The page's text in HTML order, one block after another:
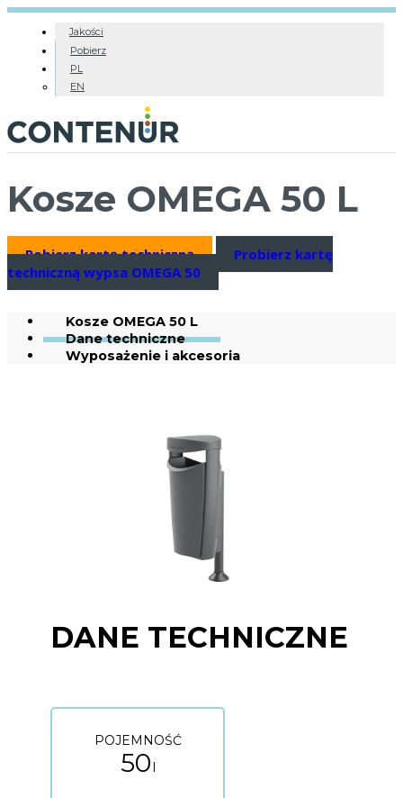
Jakości
Pobierz
PL
EN
Kosze OMEGA 50 L
Pobierz kartę techniczną
Probierz kartę
techniczną wypsa OMEGA 50
Kosze OMEGA 50 L
Dane techniczne
Wyposażenie i akcesoria
DANE TECHNICZNE
POJEMNOŚĆ
50l